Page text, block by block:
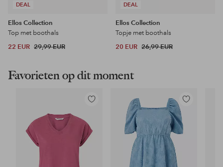
DEAL
Ellos Collection
Top met boothals
22 EUR 29,99 EUR
DEAL
Ellos Collection
Topje met boothals
20 EUR 26,99 EUR
Favorieten op dit moment
Toevoegen
favorieten
Toevoegen
aan
favorieten